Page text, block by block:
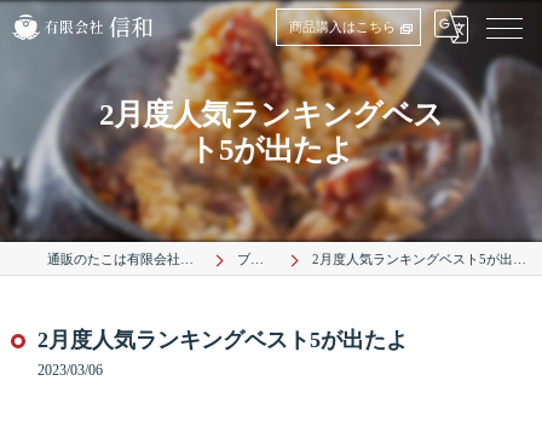
商品購入はこちら
2月度人気ランキングベス
ト5が出たよ
ブログ 2月度人気ランキングベスト5が出たよ
2月度人気ランキングベスト5が出たよ
2023/03/06